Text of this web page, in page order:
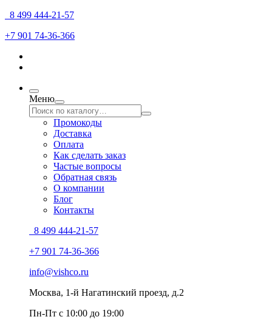
8 499 444-21-57
+7 901 74-36-366
Меню
Промокоды
Доставка
Оплата
Как сделать заказ
Частые вопросы
Обратная связь
О компании
Блог
Контакты
8 499 444-21-57
+7 901 74-36-366
info@vishco.ru
Москва, 1-й Нагатинский проезд, д.2
Пн-Пт с 10:00 до 19:00